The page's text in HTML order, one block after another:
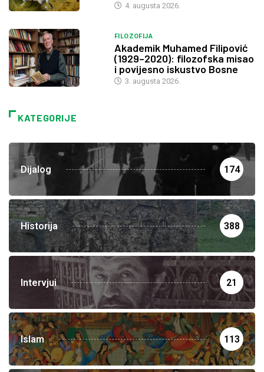
4. augusta 2026.
FILOZOFIJA
Akademik Muhamed Filipović
(1929–2020): filozofska misao
i povijesno iskustvo Bosne
3. augusta 2026.
KATEGORIJE
Dijalog 174
Historija 388
Intervjui 21
Islam 113